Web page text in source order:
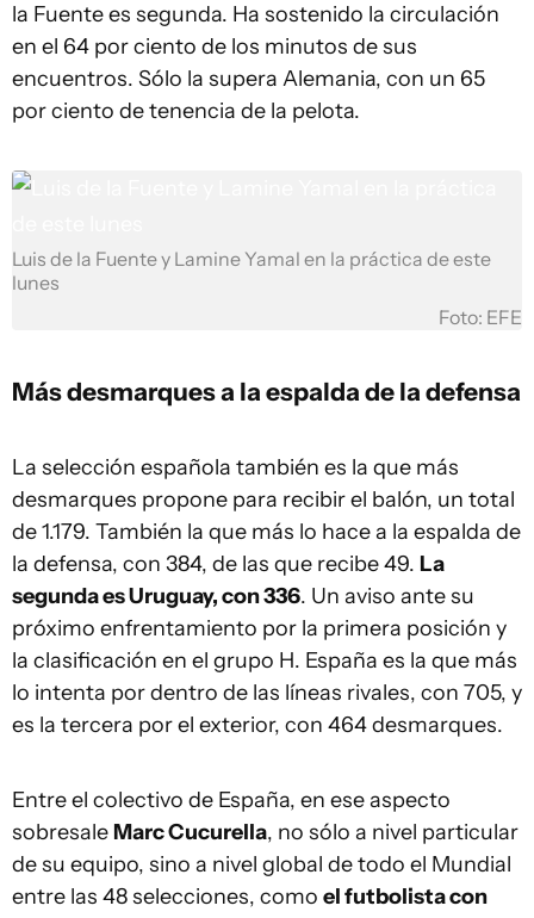
la Fuente es segunda. Ha sostenido la circulación
en el 64 por ciento de los minutos de sus
encuentros. Sólo la supera Alemania, con un 65
por ciento de tenencia de la pelota.
Luis de la Fuente y Lamine Yamal en la práctica de este
lunes
Foto: EFE
Más desmarques a la espalda de la defensa
La selección española también es la que más
desmarques propone para recibir el balón, un total
de 1.179. También la que más lo hace a la espalda de
la defensa, con 384, de las que recibe 49. La
segunda es Uruguay, con 336. Un aviso ante su
próximo enfrentamiento por la primera posición y
la clasificación en el grupo H. España es la que más
lo intenta por dentro de las líneas rivales, con 705, y
es la tercera por el exterior, con 464 desmarques.
Entre el colectivo de España, en ese aspecto
sobresale Marc Cucurella, no sólo a nivel particular
de su equipo, sino a nivel global de todo el Mundial
entre las 48 selecciones, como el futbolista con